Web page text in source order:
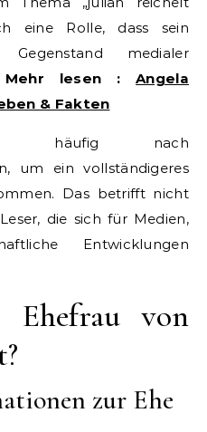
eine Rolle, dass sein
medialer
Mehr lesen :
Angela
& Fakten
häufig nach
um ein vollständigeres
Das betrifft nicht
die sich für Medien,
Entwicklungen
von
zur Ehe